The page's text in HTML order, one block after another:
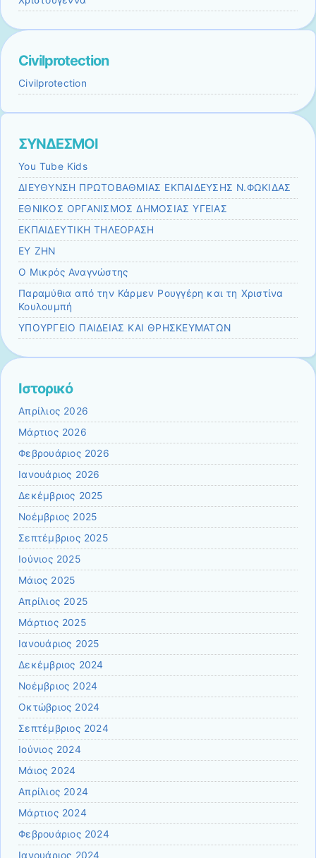
Civilprotection
Civilprotection
ΣΥΝΔΕΣΜΟΙ
You Tube Kids
ΔΙΕΥΘΥΝΣΗ ΠΡΩΤΟΒΑΘΜΙΑΣ ΕΚΠΑΙΔΕΥΣΗΣ Ν.ΦΩΚΙΔΑΣ
ΕΘΝΙΚΟΣ ΟΡΓΑΝΙΣΜΟΣ ΔΗΜΟΣΙΑΣ ΥΓΕΙΑΣ
ΕΚΠΑΙΔΕΥΤΙΚΗ ΤΗΛΕΟΡΑΣΗ
ΕΥ ΖΗΝ
Ο Μικρός Αναγνώστης
Παραμύθια από την Κάρμεν Ρουγγέρη και τη Χριστίνα
Κουλουμπή
ΥΠΟΥΡΓΕΙΟ ΠΑΙΔΕΙΑΣ ΚΑΙ ΘΡΗΣΚΕΥΜΑΤΩΝ
Ιστορικό
Απρίλιος 2026
Μάρτιος 2026
Φεβρουάριος 2026
Ιανουάριος 2026
Δεκέμβριος 2025
Νοέμβριος 2025
Σεπτέμβριος 2025
Ιούνιος 2025
Μάιος 2025
Απρίλιος 2025
Μάρτιος 2025
Ιανουάριος 2025
Δεκέμβριος 2024
Νοέμβριος 2024
Οκτώβριος 2024
Σεπτέμβριος 2024
Ιούνιος 2024
Μάιος 2024
Απρίλιος 2024
Μάρτιος 2024
Φεβρουάριος 2024
Ιανουάριος 2024